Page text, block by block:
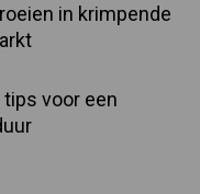
in krimpende
voor een